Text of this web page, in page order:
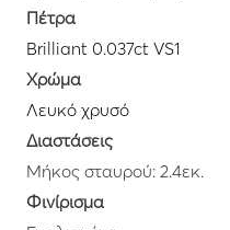
Πέτρα
Brilliant 0.037ct VS1
Χρώμα
Λευκό χρυσό
Διαστάσεις
Μήκος σταυρού: 2.4εκ.
Φινίρισμα